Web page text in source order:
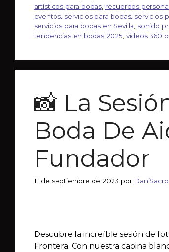
artísticos para bodas, recuerdos
eventos, servicios para bodas, servicios
servicios para bodas en Sevilla sonido
tendencias en bodas 2025 vídeos 360
📸 La
Boda De
Fundador
11 de septiembre de 2023 por DaniSacro
Descubre la increíble sesión de
Frontera. Con nuestra cabina